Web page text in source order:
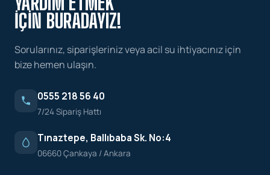
İÇIN BURADAYIZ!
Sorularınız, siparişleriniz veya acil su ihtiyacınız için
bize hemen ulaşın.
0555 218 56 40
7/24 Sipariş Hattı
Tınaztepe, Ballıbaba Sk. No:4
06660 Çankaya / Ankara